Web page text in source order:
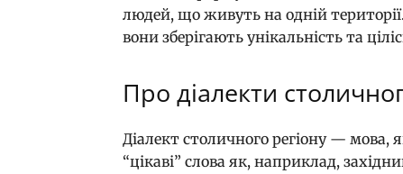
людей, що живуть на одній
вони зберігають унікальність та
Про діалекти
Діалект столичного регіону — мова,
“цікаві” слова як, наприклад,